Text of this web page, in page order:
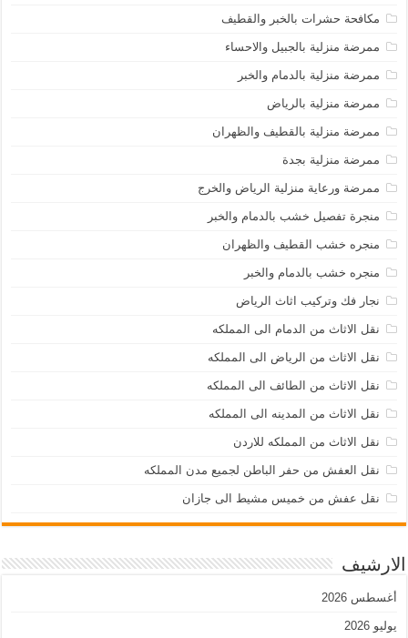
مكافحة حشرات بالخبر والقطيف
ممرضة منزلية بالجبيل والاحساء
ممرضة منزلية بالدمام والخبر
ممرضة منزلية بالرياض
ممرضة منزلية بالقطيف والظهران
ممرضة منزلية بجدة
ممرضة ورعاية منزلية الرياض والخرج
منجرة تفصيل خشب بالدمام والخبر
منجره خشب القطيف والظهران
منجره خشب بالدمام والخبر
نجار فك وتركيب اثاث الرياض
نقل الاثاث من الدمام الى المملكه
نقل الاثاث من الرياض الى المملكه
نقل الاثاث من الطائف الى المملكه
نقل الاثاث من المدينه الى المملكه
نقل الاثاث من المملكه للاردن
نقل العفش من حفر الباطن لجميع مدن المملكه
نقل عفش من خميس مشيط الى جازان
الارشيف
أغسطس 2026
يوليو 2026